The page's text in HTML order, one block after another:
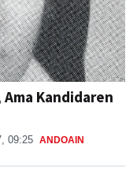
Kandidaren
09:25 ANDOAIN